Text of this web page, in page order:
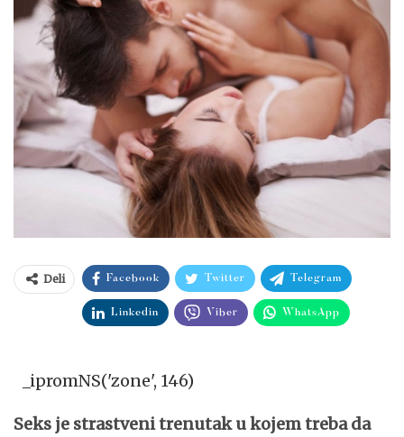
Deli Facebook Twitter Telegram
Linkedin Viber WhatsApp
_ipromNS('zone', 146)
Seks je strastveni trenutak u kojem treba da